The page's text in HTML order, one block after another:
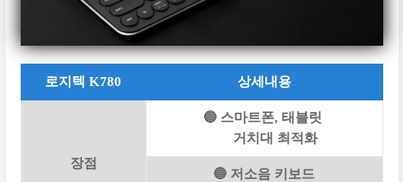
로지텍 K780 상세내용
장점
🔵 스마트폰, 태블릿
거치대 최적화
🔵 저소음 키보드